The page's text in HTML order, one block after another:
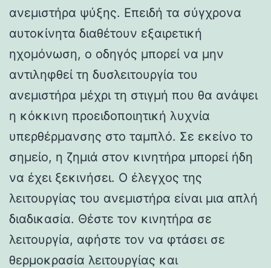
ανεμιστήρα ψύξης. Επειδή τα σύγχρονα
αυτοκίνητα διαθέτουν εξαιρετική
ηχομόνωση, ο οδηγός μπορεί να μην
αντιληφθεί τη δυσλειτουργία του
ανεμιστήρα μέχρι τη στιγμή που θα ανάψει
η κόκκινη προειδοποιητική λυχνία
υπερθέρμανσης στο ταμπλό. Σε εκείνο το
σημείο, η ζημιά στον κινητήρα μπορεί ήδη
να έχει ξεκινήσει. Ο έλεγχος της
λειτουργίας του ανεμιστήρα είναι μια απλή
διαδικασία. Θέστε τον κινητήρα σε
λειτουργία, αφήστε τον να φτάσει σε
θερμοκρασία λειτουργίας και